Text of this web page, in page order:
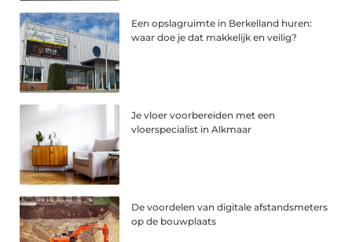
Een opslagruimte in Berkelland huren:
waar doe je dat makkelijk en veilig?
Je vloer voorbereiden met een
vloerspecialist in Alkmaar
De voordelen van digitale afstandsmeters
op de bouwplaats